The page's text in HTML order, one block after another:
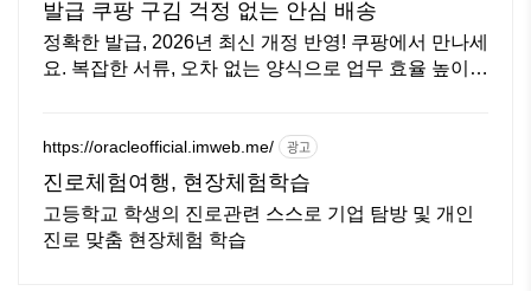
발급 쿠팡 구김 걱정 없는 안심 배송
정확한 발급, 2026년 최신 개정 반영! 쿠팡에서 만나세
요. 복잡한 서류, 오차 없는 양식으로 업무 효율 높이고
https://oracleofficial.imweb.me/ 광고
진로체험여행, 현장체험학습
고등학교 학생의 진로관련 스스로 기업 탐방 및 개인
진로 맞춤 현장체험 학습